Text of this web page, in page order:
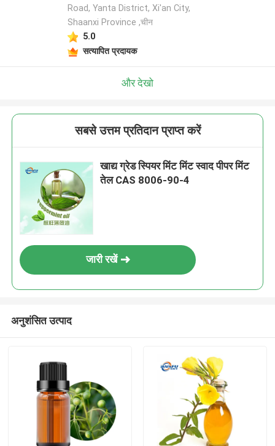
Road, Yanta District, Xi'an City,
Shaanxi Province ,चीन
5.0
सत्यापित प्रदायक
और देखो
सबसे उत्तम प्रतिदान प्राप्त करें
खाद्य ग्रेड स्पियर मिंट मिंट स्वाद पीपर मिंट
तेल CAS 8006-90-4
जारी रखें
अनुशंसित उत्पाद